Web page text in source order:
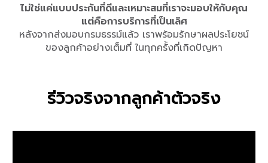
ไม่ใช่แค่แบบประกันที่ดีและเหมาะสมที่เราจะมอบให้กับคุณ
แต่คือการบริการที่เป็นเลิศ
หลังจากส่งมอบกรมธรรม์แล้ว เราพร้อมรักษาผลประโยชน์
ของลูกค้าอย่างเต็มที่ ในทุกครั้งที่เกิดปัญหา
รีวิวจริงจากลูกค้าตัวจริง